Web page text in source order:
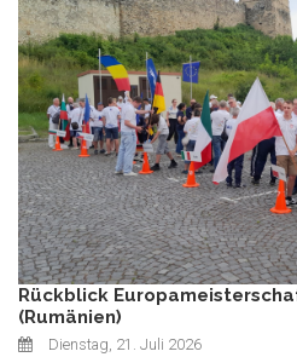
Rückblick
(Rumänien)
Dienstag, 21. Juli 2026